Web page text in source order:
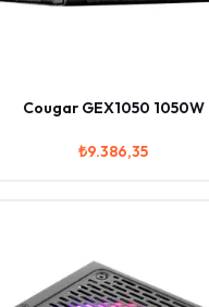
Cougar GEX1050 1050W
₺9.386,35